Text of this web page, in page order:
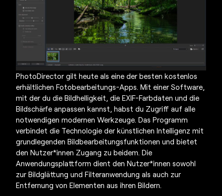
PhotoDirector gilt heute als eine der besten kostenlos
erhältlichenFotobearbeitungs-Apps. Mit einer Software,
mit der du die Bildhelligkeit, die EXIF-Farbdaten und die
Bildschärfe anpassen kannst, habst du Zugriff auf alle
notwendigen modernen Werkzeuge. Das Programm
verbindet die Technologie der künstlichen Intelligenz mit
grundlegenden Bildbearbeitungsfunktionen und bietet
den Nutzer*innen Zugang zu beidem. Die
Anwendungsplattform dient den Nutzer*innen sowohl
zur Bildglättung und Filteranwendung als auch zur
Entfernung von Elementen aus ihren Bildern.